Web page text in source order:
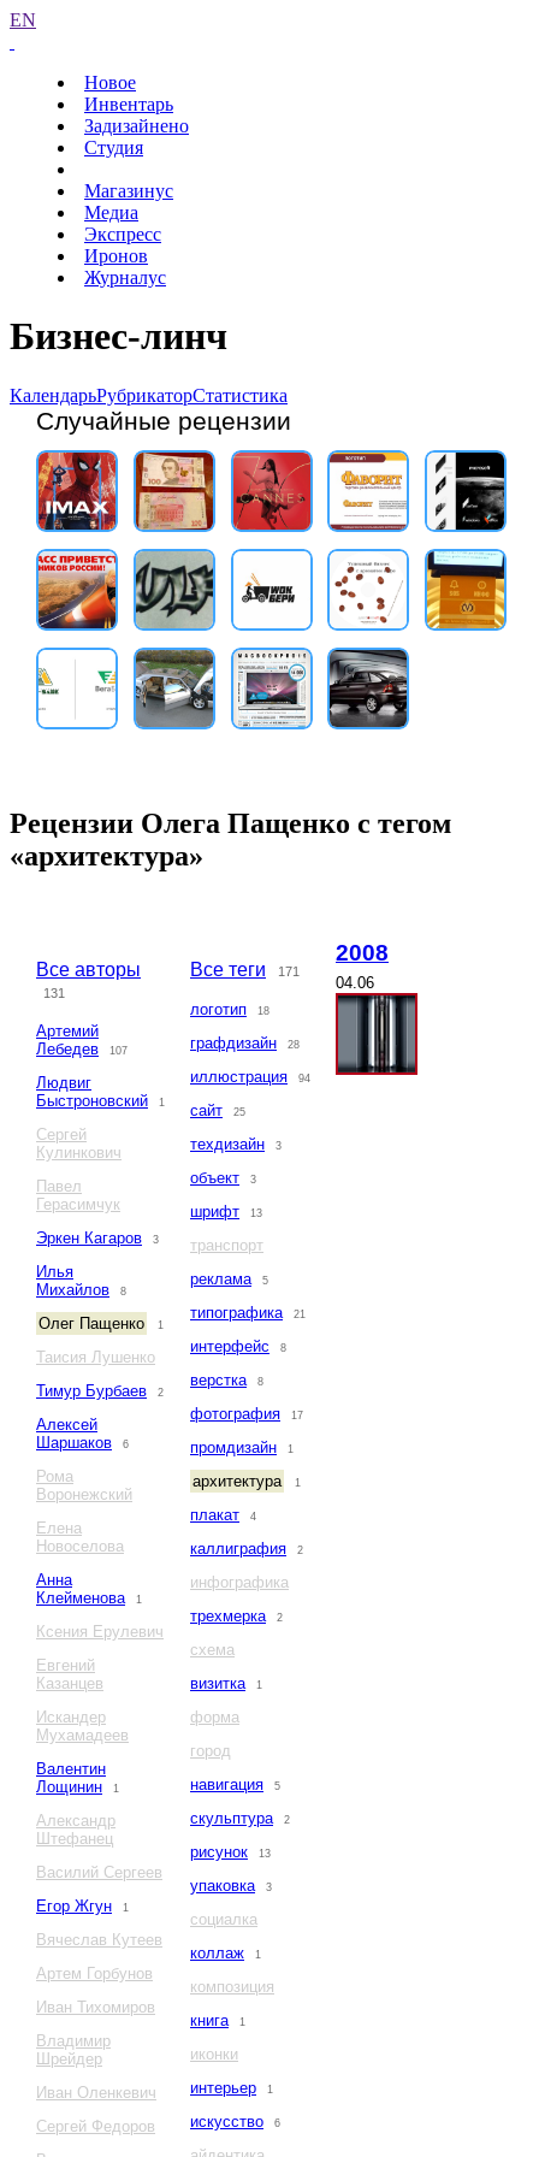
EN
Новое
Инвентарь
Задизайнено
Студия
Магазинус
Медиа
Экспресс
Иронов
Журналус
Бизнес-линч
КалендарьРубрикаторСтатистика
Случайные рецензии
Рецензии Олега Пащенко с тегом
«архитектура»
Все авторы
131
Артемий
Лебедев
107
Людвиг
Быстроновский
1
Сергей
Кулинкович
Павел
Герасимчук
Эркен Кагаров
3
Илья
Михайлов
8
Олег Пащенко 1
Таисия Лушенко
Тимур Бурбаев
2
Алексей
Шаршаков
6
Рома
Воронежский
Елена
Новоселова
Анна
Клейменова
1
Ксения Ерулевич
Евгений
Казанцев
Искандер
Мухамадеев
Валентин
Лощинин
1
Александр
Штефанец
Василий Сергеев
Егор Жгун
1
Вячеслав Кутеев
Артем Горбунов
Иван Тихомиров
Владимир
Шрейдер
Иван Оленкевич
Сергей Федоров
Все теги 171
логотип 18
графдизайн 28
иллюстрация 94
сайт 25
техдизайн 3
объект 3
шрифт 13
транспорт
реклама
5
типографика 21
интерфейс 8
верстка 8
фотография 17
промдизайн 1
архитектура 1
плакат 4
каллиграфия 2
инфографика
трехмерка
2
схема
визитка
1
форма
город
навигация
5
скульптура 2
рисунок 13
упаковка 3
социалка
коллаж
1
композиция
книга
1
иконки
интерьер
1
искусство 6
2008
04.06